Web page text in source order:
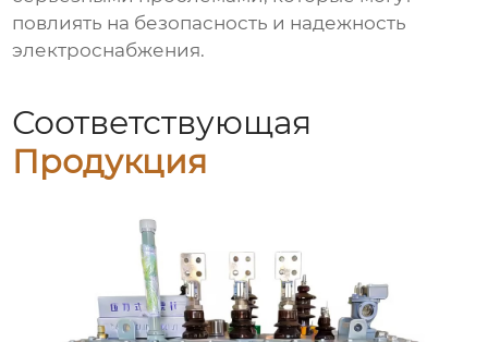
повлиять на безопасность и надежность
электроснабжения.
Соответствующая
Продукция